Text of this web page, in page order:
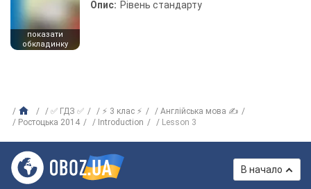
показати
обкладинку
Опис: Рівень стандарту
✅ ГДЗ ✅ ⚡ 3 клас ⚡
Англійська мова ✍
Ростоцька 2014
Introduction Lesson 3
В начало